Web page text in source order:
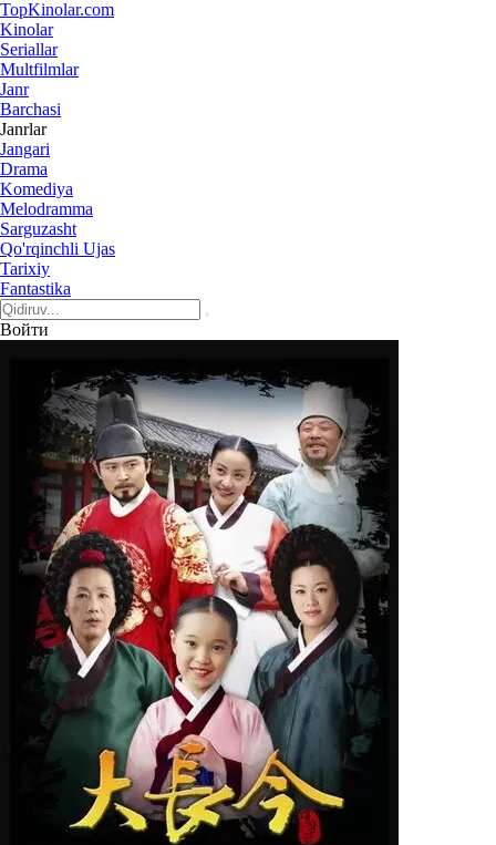
TopKinolar.com
Kinolar
Seriallar
Multfilmlar
Janr
Barchasi
Janrlar
Jangari
Drama
Komediya
Melodramma
Sarguzasht
Qo'rqinchli Ujas
Tarixiy
Fantastika
Войти